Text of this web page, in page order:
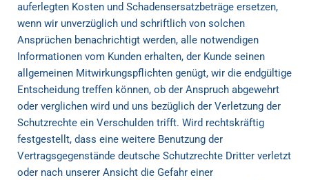
auferlegten Kosten und Schadensersatzbeträge ersetzen,
wenn wir unverzüglich und schriftlich von solchen
Ansprüchen benachrichtigt werden, alle notwendigen
Informationen vom Kunden erhalten, der Kunde seinen
allgemeinen Mitwirkungspflichten genügt, wir die endgültige
Entscheidung treffen können, ob der Anspruch abgewehrt
oder verglichen wird und uns bezüglich der Verletzung der
Schutzrechte ein Verschulden trifft. Wird rechtskräftig
festgestellt, dass eine weitere Benutzung der
Vertragsgegenstände deutsche Schutzrechte Dritter verletzt
oder nach unserer Ansicht die Gefahr einer